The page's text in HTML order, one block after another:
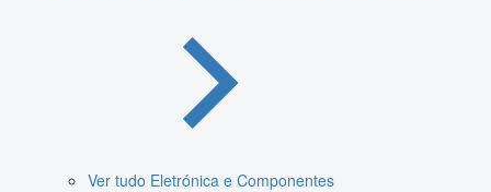
Ver tudo Eletrónica e Componentes